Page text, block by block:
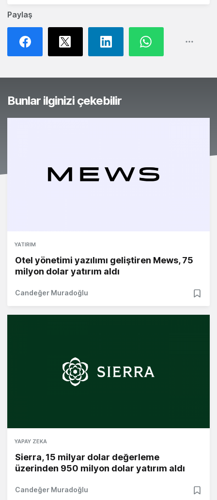
Paylaş
Bunlar ilginizi çekebilir
YATIRIM
Otel yönetimi yazılımı geliştiren Mews, 75
milyon dolar yatırım aldı
Candeğer Muradoğlu
YAPAY ZEKA
Sierra, 15 milyar dolar değerleme
üzerinden 950 milyon dolar yatırım aldı
Candeğer Muradoğlu